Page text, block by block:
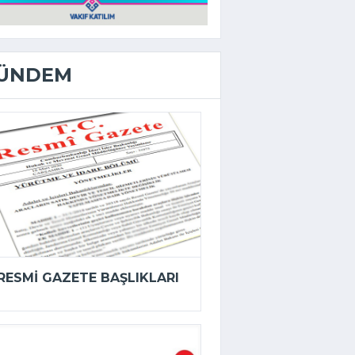
GAZETE BAŞLIKLARI